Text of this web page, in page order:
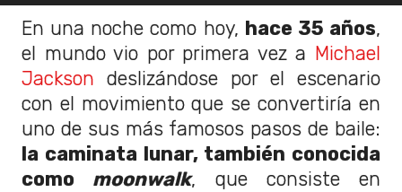
En una noche como hoy, hace 35 años,
el mundo vio por primera vez a Michael
Jackson deslizándose por el escenario
con el movimiento que se convertiría en
uno de sus más famosos pasos de baile:
la caminata lunar, también conocida
como moonwalk, que consiste en